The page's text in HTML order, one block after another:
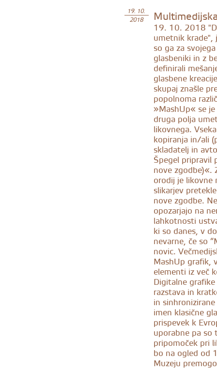
19. 10.
2018
19. 10. 2018
umetnik krade",
so ga za
glasbeniki in z
definirali
glasbene
skupaj znašle
popolnoma
»MashUp« se
druga polja
likovnega.
kopiranja in/ali
skladatelj in
Špegel pripravil
nove
orodij je
slikarjev
nove zgodbe.
opozarjajo na
lahkotnosti
ki so danes, v
nevarne, če so
novic.
MashUp grafik,
elementi iz več
Digitalne
razstava in
in
imen klasične
prispevek k
uporabne pa
pripomoček pri
bo na ogled od
Muzeju